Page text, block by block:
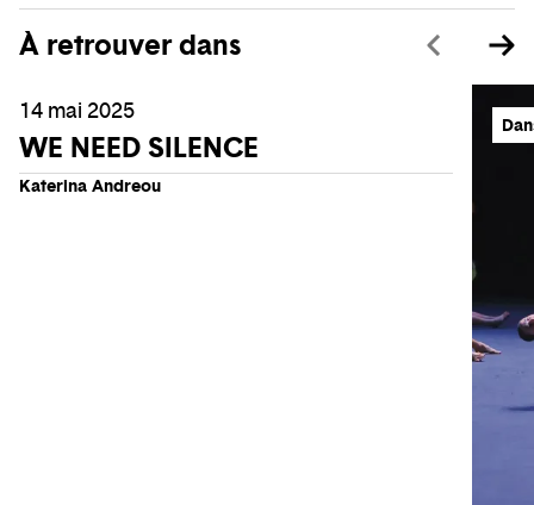
À retrouver dans
14 mai 2025
WE NEED SILENCE
Katerina Andreou